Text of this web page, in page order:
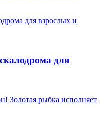
для